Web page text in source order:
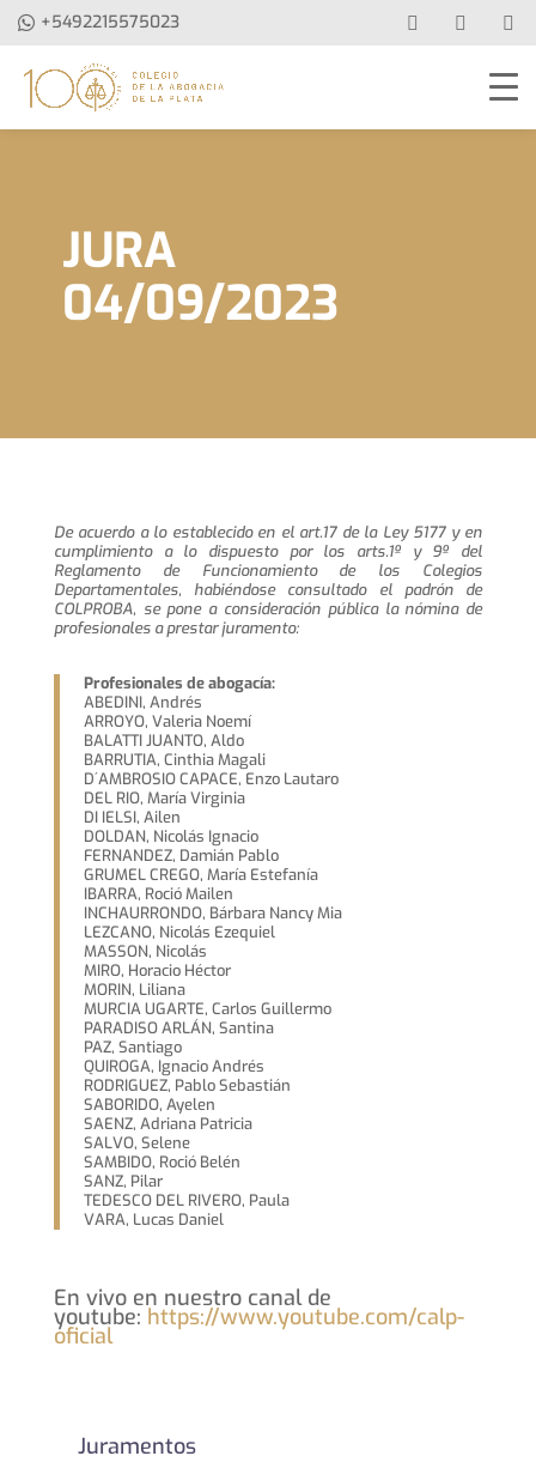
+5492215575023
JURA
04/09/2023
De acuerdo a lo establecido en el art.17 de la Ley 5177 y en
cumplimiento a lo dispuesto por los arts.1º y 9º del
Reglamento de Funcionamiento de los Colegios
Departamentales, habiéndose consultado el padrón de
COLPROBA, se pone a consideración pública la nómina de
profesionales a prestar juramento:
Profesionales de abogacía:
ABEDINI, Andrés
ARROYO, Valeria Noemí
BALATTI JUANTO, Aldo
BARRUTIA, Cinthia Magali
D´AMBROSIO CAPACE, Enzo Lautaro
DEL RIO, María Virginia
DI IELSI, Ailen
DOLDAN, Nicolás Ignacio
FERNANDEZ, Damián Pablo
GRUMEL CREGO, María Estefanía
IBARRA, Roció Mailen
INCHAURRONDO, Bárbara Nancy Mia
LEZCANO, Nicolás Ezequiel
MASSON, Nicolás
MIRO, Horacio Héctor
MORIN, Liliana
MURCIA UGARTE, Carlos Guillermo
PARADISO ARLÁN, Santina
PAZ, Santiago
QUIROGA, Ignacio Andrés
RODRIGUEZ, Pablo Sebastián
SABORIDO, Ayelen
SAENZ, Adriana Patricia
SALVO, Selene
SAMBIDO, Roció Belén
SANZ, Pilar
TEDESCO DEL RIVERO, Paula
VARA, Lucas Daniel
En vivo en nuestro canal de
youtube: https://www.youtube.com/calp-
oficial
Juramentos